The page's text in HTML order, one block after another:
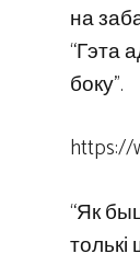
на
“Гэта
боку”.
https://
“Як